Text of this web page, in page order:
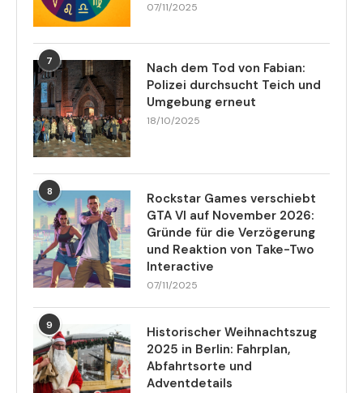
07/11/2025
7
Nach dem Tod von Fabian:
Polizei durchsucht Teich und
Umgebung erneut
18/10/2025
8
Rockstar Games verschiebt
GTA VI auf November 2026:
Gründe für die Verzögerung
und Reaktion von Take-Two
Interactive
07/11/2025
9
Historischer Weihnachtszug
2025 in Berlin: Fahrplan,
Abfahrtsorte und
Adventdetails